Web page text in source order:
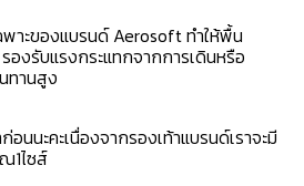
าะของแบรนด์ Aerosoft ทำให้พื้น
องรับแรงกระแทกจากการเดินหรือ
ทานสูง
นนะคะเนื่องจากรองเท้าแบรนด์เราจะมี
1ไซส์